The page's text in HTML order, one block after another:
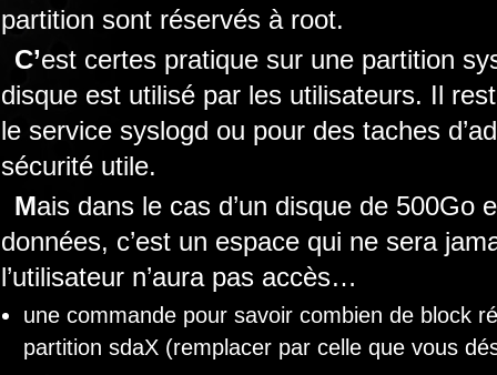
partition sont réservés à root.
C’est certes pratique sur une partition système dans le cas où tous le
disque est utilisé par les utilisateurs. Il
le service syslogd ou pour des taches
sécurité utile.
Mais dans le cas d’un disque de 500Go en ext3 contenant uniquement des
données, c’est un espace qui ne sera
l’utilisateur n’aura pas accès…
une commande pour savoir combien de block
partition sdaX (remplacer par celle que vous